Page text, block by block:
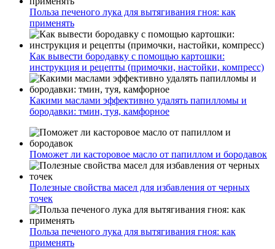
Польза печеного лука для вытягивания гноя: как
применять
Как вывести бородавку с помощью картошки:
инструкция и рецепты (примочки, настойки, компресс)
Какими маслами эффективно удалять папилломы и
бородавки: тмин, туя, камфорное
Поможет ли касторовое масло от папиллом и бородавок
Полезные свойства масел для избавления от черных
точек
Польза печеного лука для вытягивания гноя: как
применять